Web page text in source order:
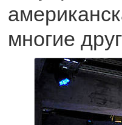
многие